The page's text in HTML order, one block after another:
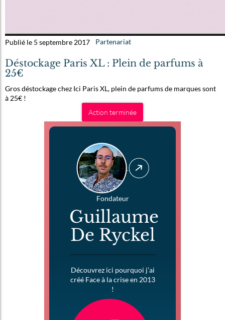
Publié le 5 septembre 2017 Partenariat
Déstockage Paris XL : Plein de parfums à
25€
Gros déstockage chez Ici Paris XL, plein de parfums de marques sont
à 25€ !
Action terminée
Fondateur
Guillaume
De Ryckel
Découvrez ici pourquoi j’ai
créé Face à la crise en 2013
!